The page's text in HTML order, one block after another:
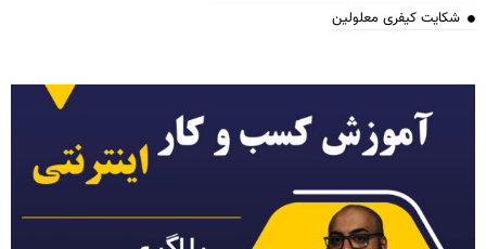
شکایت کیفری معلولین